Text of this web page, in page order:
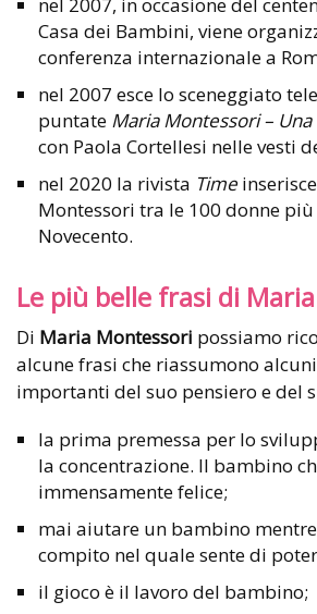
Casa dei Bambini, viene
conferenza internazionale a
nel 2007 esce lo sceneggiato
puntate Maria Montessori –
con Paola Cortellesi nelle vesti
nel 2020 la rivista Time
Montessori tra le 100 donne
Novecento.
Le più belle frasi di
Di Maria Montessori possiamo
alcune frasi che riassumono
importanti del suo pensiero e del
la prima premessa per lo
la concentrazione. Il bambino
immensamente felice;
mai aiutare un bambino
compito nel quale sente di
il gioco è il lavoro del bambino;